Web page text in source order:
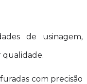
de usinagem,
qualidade.
com precisão